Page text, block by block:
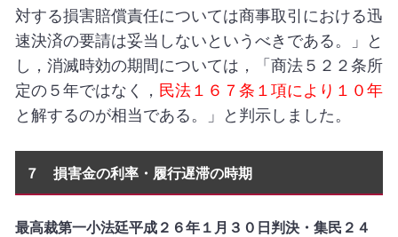
対する損害賠償責任については商事取引における迅
速決済の要請は妥当しないというべきである。」と
し，消滅時効の期間については，「商法５２２条所
定の５年ではなく， 民法１６７条１項により１０年
と解するのが相当である。」と判示しました。
７ 損害金の利率・履行遅滞の時期
最高裁第一小法廷平成２６年１月３０日判決・集民２４